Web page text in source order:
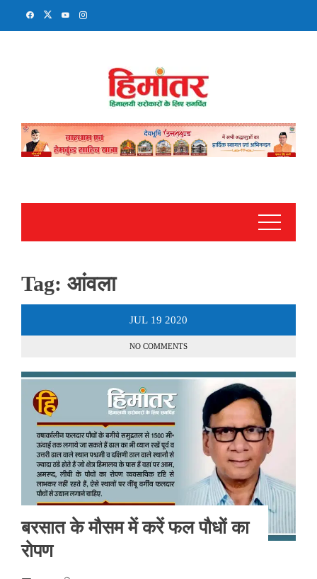
Tag: आंवला
JUL 19 2020
NO COMMENTS
बरसात के मौसम में करें फल पौधों का
रोपण